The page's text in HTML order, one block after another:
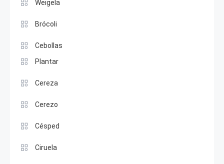
Weigela
Brócoli
Cebollas
Plantar
Cereza
Cerezo
Césped
Ciruela